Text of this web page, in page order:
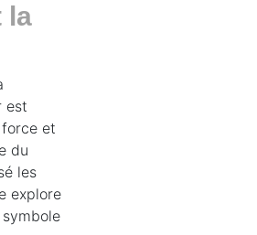
la
est
et
du
les
explore